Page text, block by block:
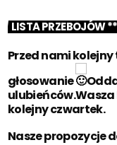
LISTA PRZEBOJÓW
Przed nami
głosowanie
ulubieńców.Wasza
kolejny czwartek.
Nasze propozycje